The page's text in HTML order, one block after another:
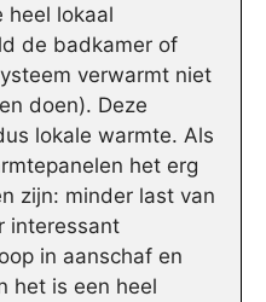
heel lokaal
de badkamer of
verwarmt niet
doen). Deze
lokale warmte. Als
het erg
zijn: minder last van
interessant
in aanschaf en
het is een heel